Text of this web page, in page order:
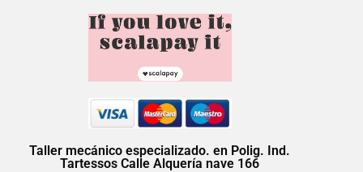
Taller mecánico especializado. en Polig. Ind.
Tartessos Calle Alquería nave 166